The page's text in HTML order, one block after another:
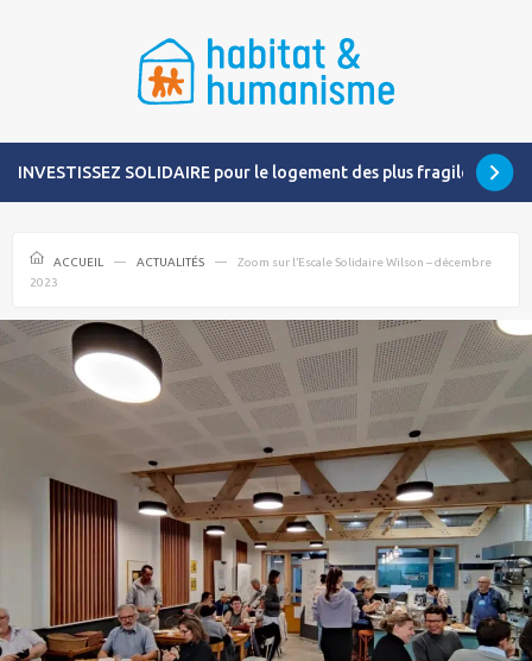
INVESTISSEZ SOLIDAIRE pour le logement des plus fragiles
ACCUEIL ACTUALITÉS
Zoom sur l’Escale Solidaire Wilson – décembre
2023